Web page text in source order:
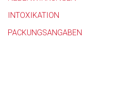
INTOXIKATION
PACKUNGSANGABEN